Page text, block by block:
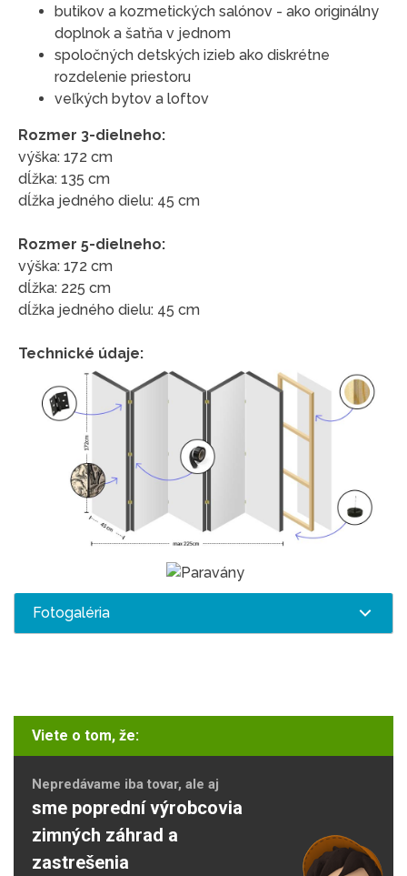
butikov a kozmetických salónov - ako originálny
doplnok a šatňa v jednom
spoločných detských izieb ako diskrétne
rozdelenie priestoru
veľkých bytov a loftov
Rozmer 3-dielneho:
výška: 172 cm
dĺžka: 135 cm
dĺžka jedného dielu: 45 cm
Rozmer 5-dielneho:
výška: 172 cm
dĺžka: 225 cm
dĺžka jedného dielu: 45 cm
Technické údaje:
Fotogaléria
Viete o tom, že:
Nepredávame iba tovar, ale aj
sme poprední výrobcovia
zimných záhrad a
zastrešenia